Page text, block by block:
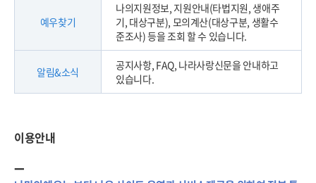
예우찾기
나의지원정보, 지원안내(타법지원, 생애주
기, 대상구분), 모의계산(대상구분, 생활수
준조사) 등을 조회 할 수 있습니다.
알림&소식
공지사항, FAQ, 나라사랑신문을 안내하고
있습니다.
이용안내